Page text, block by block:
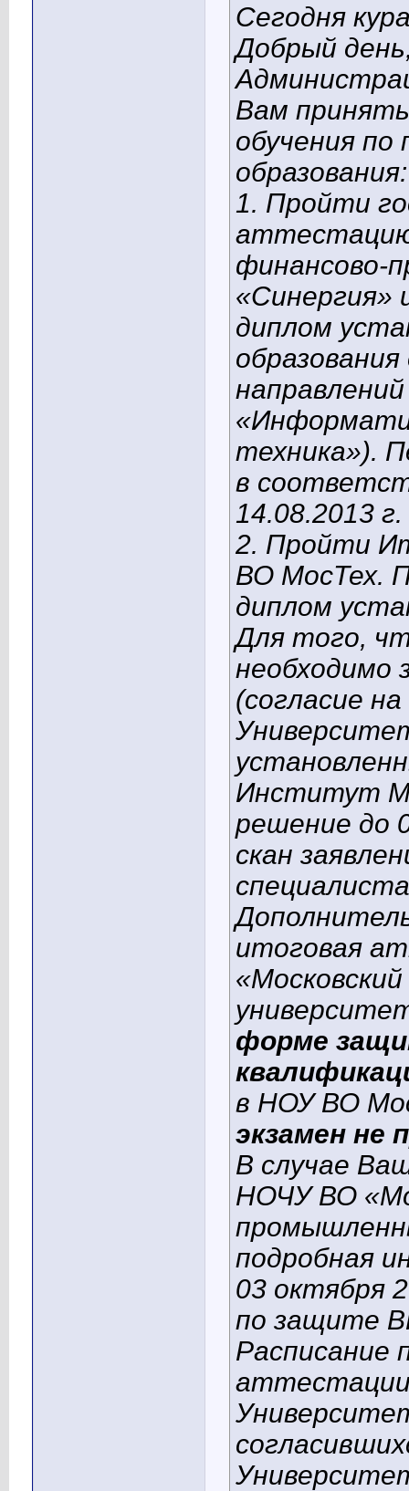
Сегодня
Добрый
Вам
обучения
образования:
1. Пройти
финансово-
«Синергия»
диплом
техника»).
в
14.08.2013 г.
2. Пройти
ВО МосТех.
диплом
Для того,
необходимо
(согласие
Институт
решение до
скан
итоговая
форме
в НОУ ВО
экзамен не
В случае
НОЧУ ВО
подробная
03 октября
по защите
Расписание